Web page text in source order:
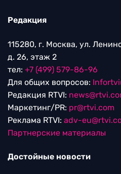
Редакция
115280, г. Москва, ул.
д. 26, этаж 2
тел: +7 (499) 579-86-96
Для общих вопросов:
Редакция RTVI:
Маркетинг/PR: pr@rtvi.com
Реклама RTVI: adv-
Партнерские материалы
Достойные новости